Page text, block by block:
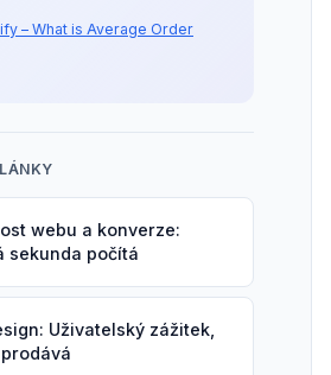
– What is Average Order
webu a konverze:
sekunda počítá
Uživatelský zážitek,